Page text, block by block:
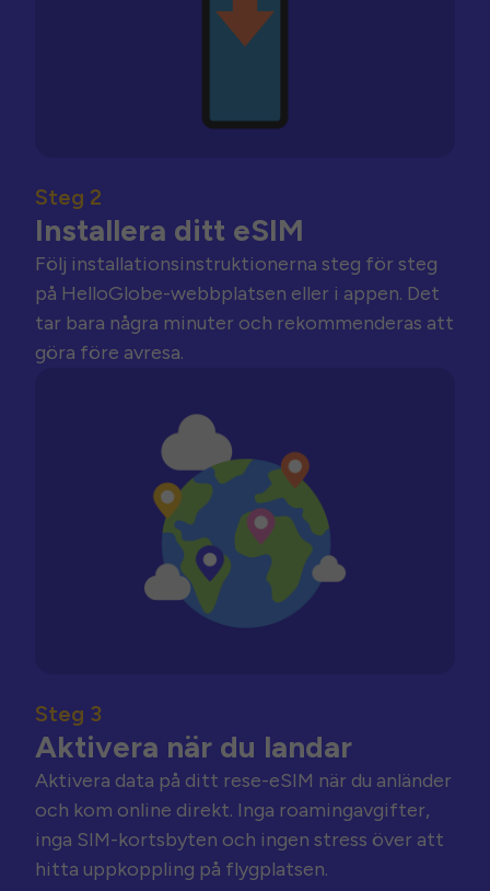
Steg 2
Installera ditt eSIM
Följ installationsinstruktionerna steg för steg
på HelloGlobe-webbplatsen eller i appen. Det
tar bara några minuter och rekommenderas att
göra före avresa.
Steg 3
Aktivera när du landar
Aktivera data på ditt rese-eSIM när du anländer
och kom online direkt. Inga roamingavgifter,
inga SIM-kortsbyten och ingen stress över att
hitta uppkoppling på flygplatsen.